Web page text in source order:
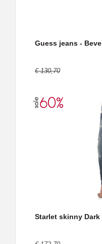
Guess jeans -
€ 130,70
Starlet skinny